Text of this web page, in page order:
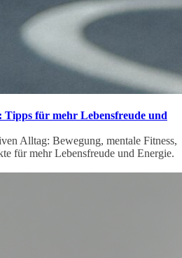
für mehr Lebensfreude und
Alltag: Bewegung, mentale Fitness,
für mehr Lebensfreude und Energie.